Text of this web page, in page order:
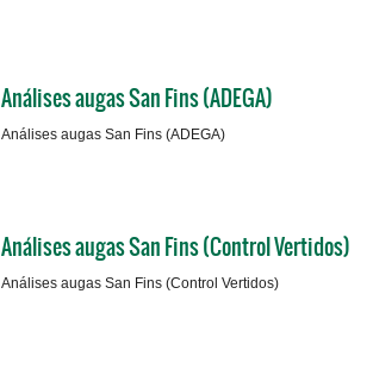
Análises augas San Fins (ADEGA)
Análises augas San Fins (ADEGA)
Análises augas San Fins (Control Vertidos)
Análises augas San Fins (Control Vertidos)